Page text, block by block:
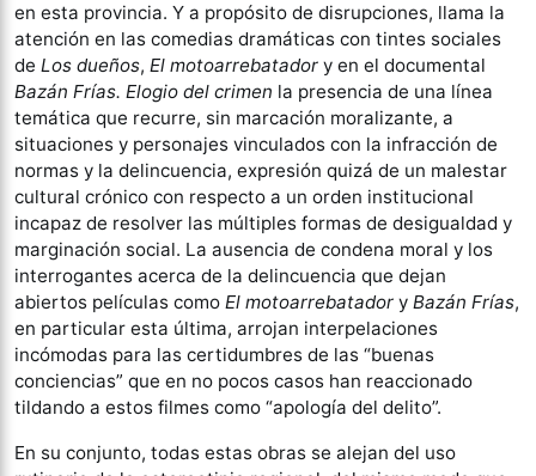
en esta provincia. Y a propósito de disrupciones, llama la
atención en las comedias dramáticas con tintes sociales
de Los dueños, El motoarrebatador y en el documental
Bazán Frías. Elogio del crimen la presencia de una línea
temática que recurre, sin marcación moralizante, a
situaciones y personajes vinculados con la infracción de
normas y la delincuencia, expresión quizá de un malestar
cultural crónico con respecto a un orden institucional
incapaz de resolver las múltiples formas de desigualdad y
marginación social. La ausencia de condena moral y los
interrogantes acerca de la delincuencia que dejan
abiertos películas como El motoarrebatador y Bazán Frías,
en particular esta última, arrojan interpelaciones
incómodas para las certidumbres de las “buenas
conciencias” que en no pocos casos han reaccionado
tildando a estos filmes como “apología del delito”.
En su conjunto, todas estas obras se alejan del uso